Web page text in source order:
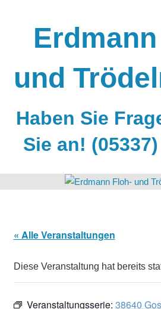
und
Haben Sie
Sie an!
« Alle Veranstaltungen
Diese Veranstaltung hat bereits
Veranstaltungsserie: 38640